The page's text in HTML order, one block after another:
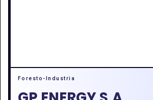
Foresto-Industria